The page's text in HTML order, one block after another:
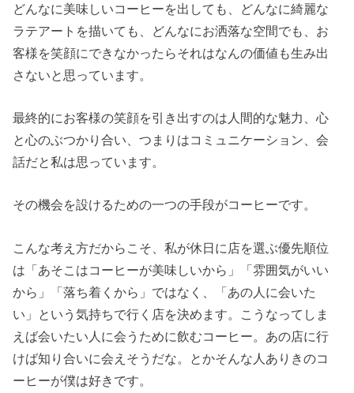
どんなに美味しいコーヒーを出しても、どんなに綺麗な
ラテアートを描いても、どんなにお洒落な空間でも、お
客様を笑顔にできなかったらそれはなんの価値も生み出
さないと思っています。
最終的にお客様の笑顔を引き出すのは人間的な魅力、心
と心のぶつかり合い、つまりはコミュニケーション、会
話だと私は思っています。
その機会を設けるための一つの手段がコーヒーです。
こんな考え方だからこそ、私が休日に店を選ぶ優先順位
は「あそこはコーヒーが美味しいから」「雰囲気がいい
から」「落ち着くから」ではなく、「あの人に会いた
い」という気持ちで行く店を決めます。こうなってしま
えば会いたい人に会うために飲むコーヒー。あの店に行
けば知り合いに会えそうだな。とかそんな人ありきのコ
ーヒーが僕は好きです。